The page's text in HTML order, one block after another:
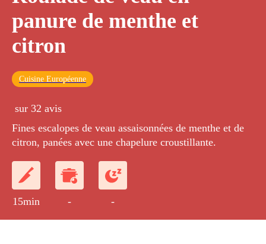
panure de menthe et
citron
Cuisine Européenne
sur 32 avis
Fines escalopes de veau assaisonnées de menthe et de
citron, panées avec une chapelure croustillante.
15min - -